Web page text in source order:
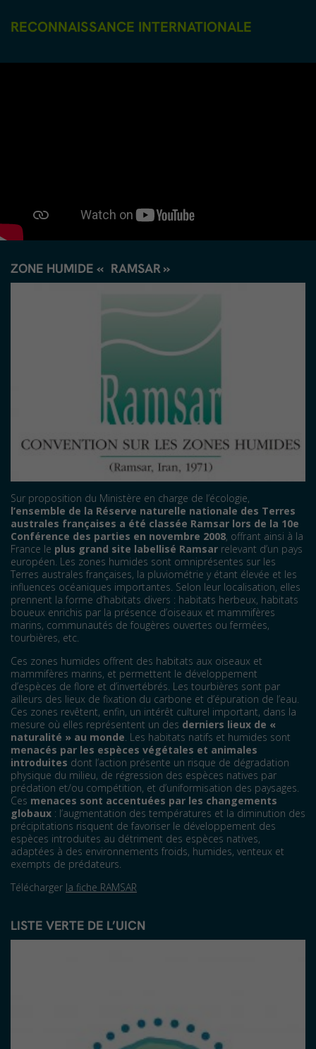
RECONNAISSANCE INTERNATIONALE
ZONE HUMIDE « RAMSAR »
Sur proposition du Ministère en charge de l’écologie,
l’ensemble de la Réserve naturelle nationale des Terres
australes françaises a été classée Ramsar lors de la 10e
Conférence des parties en novembre 2008, offrant ainsi à la
France le plus grand site labellisé Ramsar relevant d’un pays
européen. Les zones humides sont omniprésentes sur les
Terres australes françaises, la pluviométrie y étant élevée et les
influences océaniques importantes. Selon leur localisation, elles
prennent la forme d’habitats divers : habitats herbeux, habitats
boueux enrichis par la présence d’oiseaux et mammifères
marins, communautés de fougères ouvertes ou fermées,
tourbières, etc.
Ces zones humides offrent des habitats aux oiseaux et
mammifères marins, et permettent le développement
d’espèces de flore et d’invertébrés. Les tourbières sont par
ailleurs des lieux de fixation du carbone et d’épuration de l’eau.
Ces zones revêtent, enfin, un intérêt culturel important, dans la
mesure où elles représentent un des derniers lieux de «
naturalité » au monde . Les habitats natifs et humides sont
menacés par les espèces végétales et animales
introduites dont l’action présente un risque de dégradation
physique du milieu, de régression des espèces natives par
prédation et/ou compétition, et d’uniformisation des paysages.
Ces menaces sont accentuées par les changements
globaux : l’augmentation des températures et la diminution des
précipitations risquent de favoriser le développement des
espèces introduites au détriment des espèces natives,
adaptées à des environnements froids, humides, venteux et
exempts de prédateurs.
Télécharger la fiche RAMSAR
LISTE VERTE DE L’UICN